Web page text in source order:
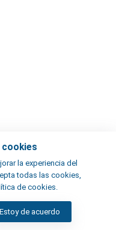
la experiencia del
todas las cookies,
de cookies.
Estoy de acuerdo